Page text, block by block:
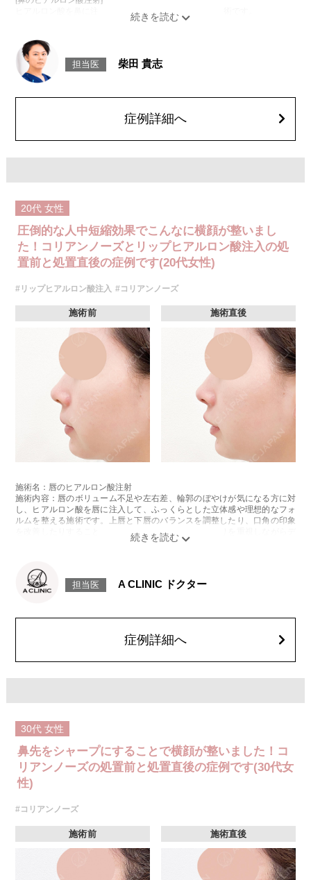
ヒアルロン酸を鼻に注入することで、鼻の形を整える施術です。
[鼻中隔下制筋のボトックス注射]
隔下制筋の働きを抑えることで、鼻先を上向きにする施術です。
施術時間：約15分程
リスク、副作用：腫れ、赤み、内出血、痛み、突っ張り感などが生じるこ
とがございます。また、稀にアレルギー、細菌感染症、血管閉塞、頭痛な
は1〜2週間ほどお控えください。ボトックス注入後は男性は3か月、女性
は2か月避妊して頂くようお願いします。
担当医 柴田 貴志
症例詳細へ
20代 女性
圧倒的な人中短縮効果でこんなに横顔が整いまし
た！コリアンノーズとリップヒアルロン酸注入の処
置前と処置直後の症例です(20代女性)
#リップヒアルロン酸注入 #コリアンノーズ
施術前 施術直後
施術名：唇のヒアルロン酸注射
施術内容：唇のボリューム不足や左右差、輪郭のぼやけが気になる方に対
し、ヒアルロン酸を唇に注入して、ふっくらとした立体感や理想的なフォ
ルムを整える施術です。上唇と下唇のバランスを調整したり、口角の印象
を改善したりすることも可能で、ナチュラルな仕上がりを重視しながらデ
生じることがありますが、通常は一時的なもので数日〜1週間程度で軽快し
ていきます。まれに、ヒアルロン酸に対するアレルギー反応や、細菌感
さい。
レスチレン 46,100円〜76,800円(税込)
ジュビダームビスタボルベラXC 79,100円〜131,800円(税込)
グロス注射 21,800円(税込)
施術内容：鼻のヒアルロン酸注射と鼻中隔下制筋のボトックス注射を組み
合わせた施術です。
[鼻のヒアルロン酸注射]
ヒアルロン酸を鼻に注入することで、鼻の形を整える施術です。
[鼻中隔下制筋のボトックス注射]
ボツリヌス菌から抽出されるタンパク質を注入し鼻先を下に引っ張る鼻中
隔下制筋の働きを抑えることで、鼻先を上向きにする施術です。
リスク、副作用：腫れ、赤み、内出血、痛み、突っ張り感などが生じるこ
どが生じることがございます。注入箇所を強く刺激するようなマッサージ
は1〜2週間ほどお控えください。ボトックス注入後は男性は3か月、女性
は2か月避妊して頂くようお願いします。
費用：131,800円(税込)
笑気麻酔 3,300円(税込)
担当医 A CLINIC ドクター
症例詳細へ
30代 女性
鼻先をシャープにすることで横顔が整いました！コ
リアンノーズの処置前と処置直後の症例です(30代女
性)
#コリアンノーズ
施術前 施術直後